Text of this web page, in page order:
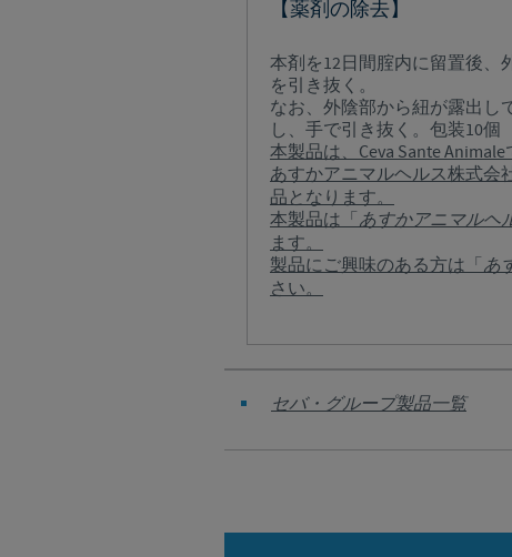
【薬剤の除去】
本剤を12日間腟内に留置後、
を引き抜く。
なお、外陰部から紐が露出し
し、手で引き抜く。包装10個
本製品は、Ceva Sante
あすかアニマルヘルス株式会
品となります。
本製品は 「 あすかアニマルヘ
ます。
製品にご興味のある方は「 あ
さい。
セバ・グループ製品一覧